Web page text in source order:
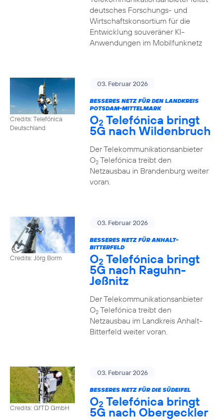
deutsches Forschungs- und
Wirtschaftskonsortium für die
Entwicklung souveräner KI-
Anwendungen im Mobilfunknetz
Credits: Telefónica
Deutschland
03. Februar 2026
BESSERES NETZ FÜR DEN LANDKREIS
POTSDAM-MITTELMARK
O2 Telefónica bringt
5G nach Wildenbruch
Der Telekommunikationsanbieter
O2Telefónica treibt den
Netzausbau in Brandenburg weiter
voran.
Credits: Jörg Borm
03. Februar 2026
BESSERES NETZ FÜR ANHALT-
BITTERFELD
O2 Telefónica bringt
5G nach Raguhn-
Jeßnitz
Der Telekommunikationsanbieter
O2Telefónica treibt den
Netzausbau im Landkreis Anhalt-
Bitterfeld weiter voran.
Credits: GfTD GmbH
03. Februar 2026
BESSERES NETZ FÜR DIE SÜDEIFEL
O2 Telefónica bringt
5G nach Obergeckler